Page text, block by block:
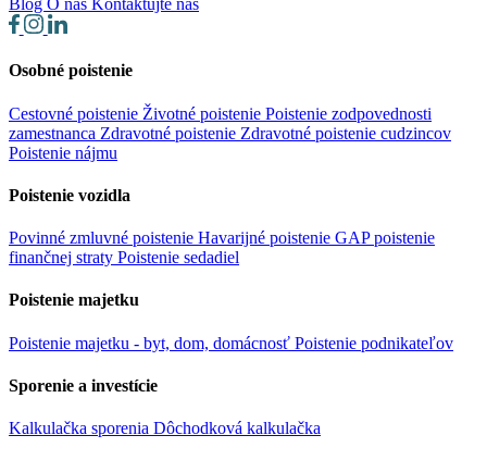
Blog O nás Kontaktujte nás
Osobné poistenie
Cestovné poistenie Životné poistenie Poistenie zodpovednosti
zamestnanca Zdravotné poistenie Zdravotné poistenie cudzincov
Poistenie nájmu
Poistenie vozidla
Povinné zmluvné poistenie Havarijné poistenie GAP poistenie
finančnej straty Poistenie sedadiel
Poistenie majetku
Poistenie majetku - byt, dom, domácnosť Poistenie podnikateľov
Sporenie a investície
Kalkulačka sporenia Dôchodková kalkulačka